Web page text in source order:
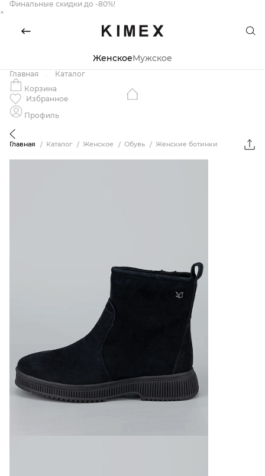
Финальные скидки до -80%!
×
ЖенскоеМужское
Главная
Каталог
Корзина
Избранное
Профиль
Главная Каталог Женское Обувь Женские ботинки